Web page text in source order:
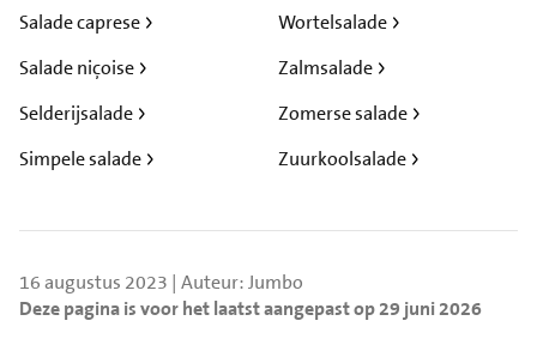
Salade caprese
Salade niçoise
Selderijsalade
Simpele salade
Wortelsalade
Zalmsalade
Zomerse salade
Zuurkoolsalade
16 augustus 2023 | Auteur: Jumbo
Deze pagina is voor het laatst aangepast op 29 juni 2026